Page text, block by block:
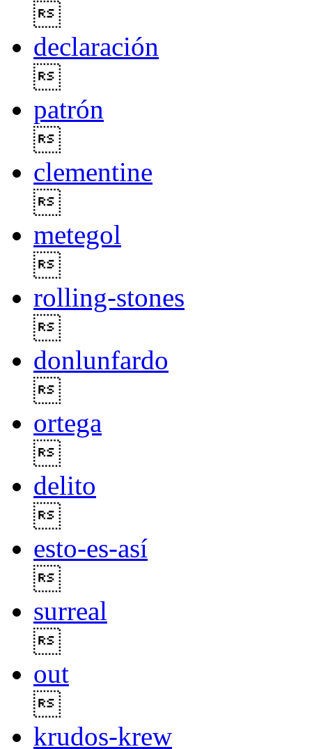
declaración
patrón
clementine
metegol
rolling-stones
donlunfardo
ortega
delito
esto-es-así
surreal
out
krudos-krew